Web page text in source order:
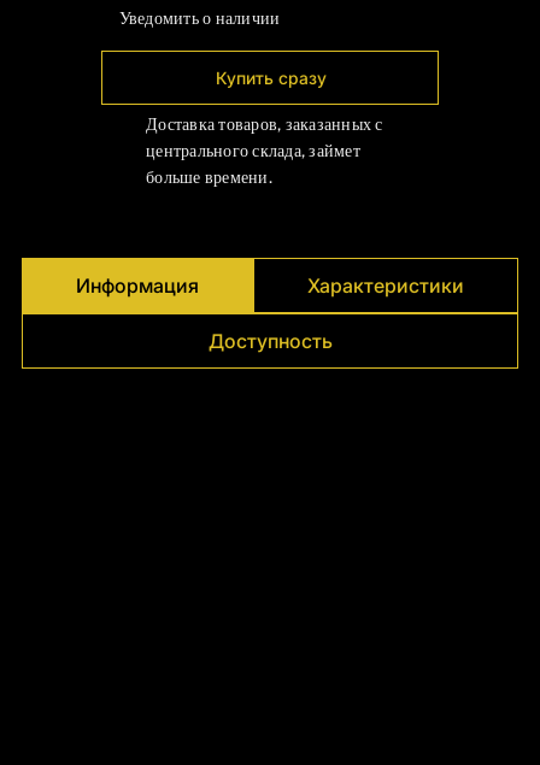
Уведомить о наличии
Купить сразу
Доставка товаров, заказанных с
центрального склада, займет
больше времени.
Информация Характеристики
Доступность